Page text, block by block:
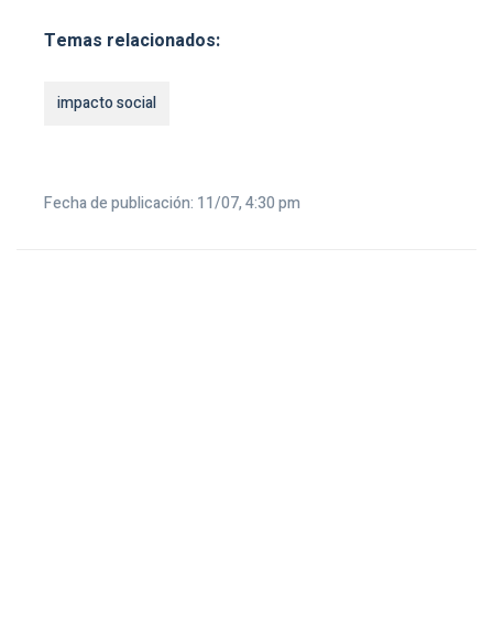
Temas relacionados:
impacto social
Fecha de publicación: 11/07, 4:30 pm